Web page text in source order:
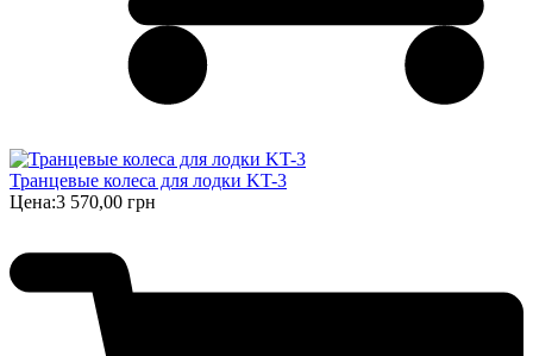
Транцевые колеса для лодки KT-3
Цена:3 570,00 грн